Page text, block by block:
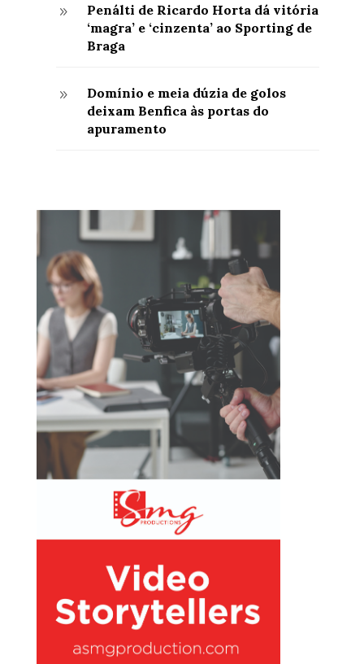
9
Penálti de Ricardo Horta dá vitória
‘magra’ e ‘cinzenta’ ao Sporting de
Braga
9
Domínio e meia dúzia de golos
deixam Benfica às portas do
apuramento